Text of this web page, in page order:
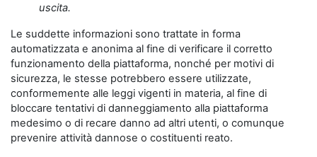
uscita.
Le suddette informazioni sono trattate in forma
automatizzata e anonima al fine di verificare il corretto
funzionamento della piattaforma, nonché per motivi di
sicurezza, le stesse potrebbero essere utilizzate,
conformemente alle leggi vigenti in materia, al fine di
bloccare tentativi di danneggiamento alla piattaforma
medesimo o di recare danno ad altri utenti, o comunque
prevenire attività dannose o costituenti reato.